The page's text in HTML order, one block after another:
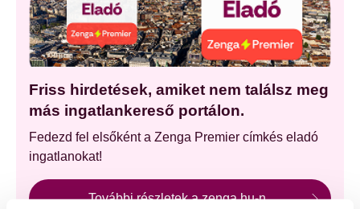
Friss hirdetések, amiket nem találsz meg
más ingatlankereső portálon.
Fedezd fel elsőként a Zenga Premier címkés eladó
ingatlanokat!
További részletek a zenga.hu-n